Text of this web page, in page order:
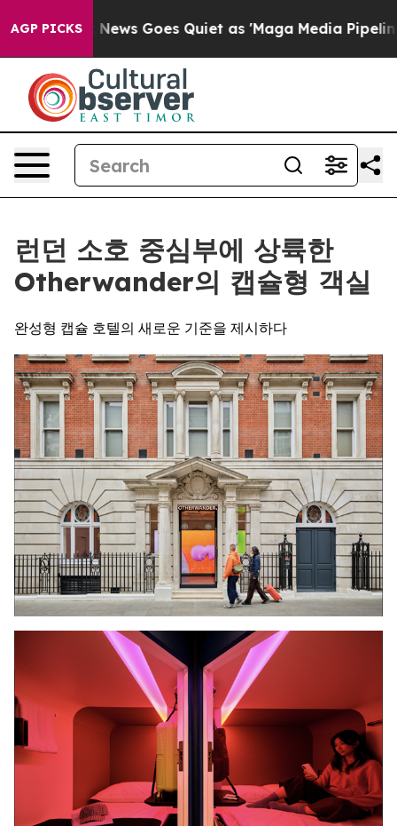
AGP PICKS
Fox News Goes Quiet as 'Maga Media Pipeline'
런던 소호 중심부에 상륙한
Otherwander의 캡슐형 객실
완성형 캡슐 호텔의 새로운 기준을 제시하다